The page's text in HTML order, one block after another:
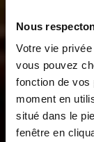
Nous
Votre vie
vous pouvez
fonction de vos
moment en
situé dans le
fenêtre en